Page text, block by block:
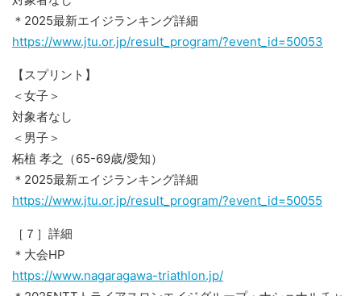
＊2025最新エイジランキング詳細
https://www.jtu.or.jp/result_program/?event_id=50053
【スプリント】
＜女子＞
対象者なし
＜男子＞
柘植 孝之（65-69歳/愛知）
＊2025最新エイジランキング詳細
https://www.jtu.or.jp/result_program/?event_id=50055
［７］詳細
＊大会HP
https://www.nagaragawa-triathlon.jp/